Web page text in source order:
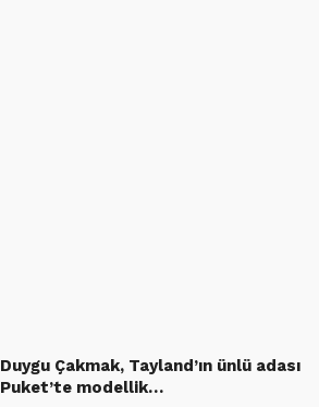
Duygu Çakmak, Tayland’ın ünlü adası
Puket’te modellik…